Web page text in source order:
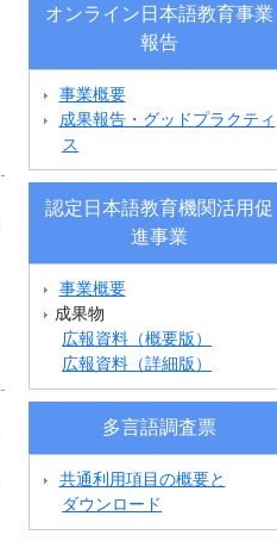
オンライン日本語教育事業
報告
事業概要
成果報告・グッドプラクティ
ス
認定日本語教育機関活用促
進事業
事業概要
成果物
広報資料（概要版）
広報資料（詳細版）
多言語調査票
共通利用項目の概要と
ダウンロード